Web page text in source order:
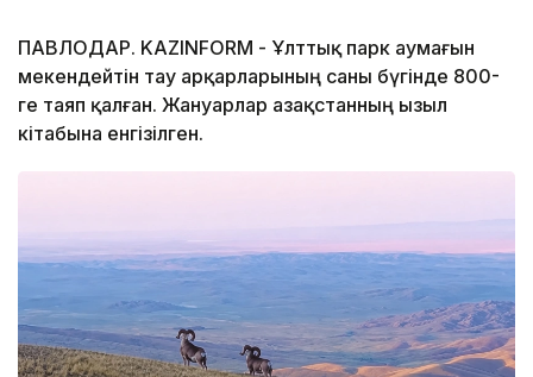
ПАВЛОДАР. KAZINFORM - Ұлттық парк аумағын
мекендейтін тау арқарларының саны бүгінде 800-
ге таяп қалған. Жануарлар Қазақстанның Қызыл
кітабына енгізілген.